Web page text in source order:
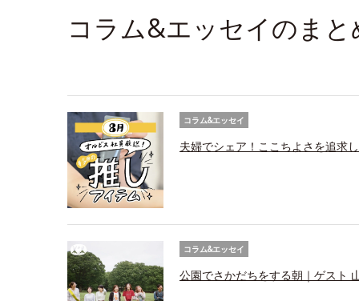
コラム&エッセイのまと
コラム&エッセイ
夫婦でシェア！ここちよさを追求
コラム&エッセイ
公園でさかだちをする朝｜ゲスト